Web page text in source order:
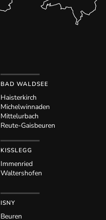
BAD WALDSEE
Haisterkirch
Michelwinnaden
Mittelurbach
Reute-Gaisbeuren
KISSLEGG
Immenried
Waltershofen
ISNY
Beuren